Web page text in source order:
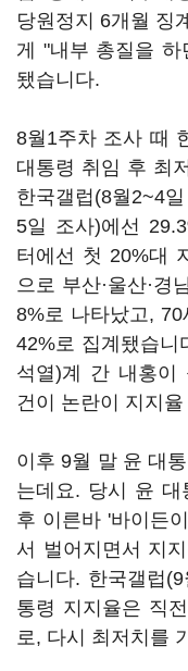
당원정지 6개월 징
게 "내부 총질을 하
됐습니다.
8월1주차 조사 때
대통령 취임 후 최
한국갤럽(8월2~4
5일 조사)에선
터에선 첫 20%대
으로 부산·울산·경
8%로 나타났고,
42%로 집계됐습니
석열)계 간 내홍이
건이 논란이 지지
이후 9월 말 윤 대
는데요. 당시 윤 대
후 이른바 '바이든
서 벌어지면서 지
습니다. 한국갤럽
통령 지지율은 직
로, 다시 최저치를